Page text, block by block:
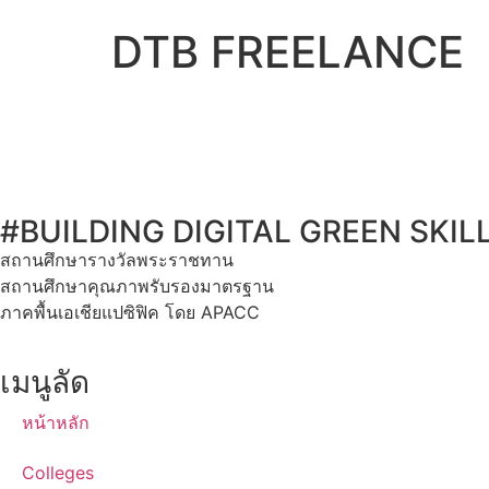
DTB FREELANCE
#BUILDING DIGITAL GREEN
สถานศึกษารางวัลพระราชทาน
สถานศึกษาคุณภาพรับรองมาตรฐาน
ภาคพื้นเอเชียแปซิฟิค โดย APACC
เมนูลัด
หน้าหลัก
Colleges